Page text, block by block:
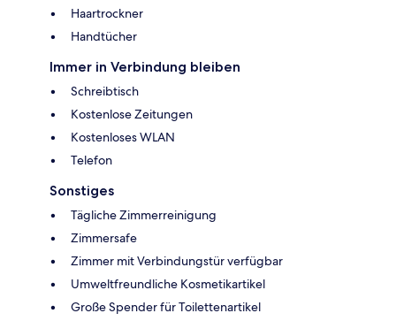
Haartrockner
Handtücher
Immer in Verbindung bleiben
Schreibtisch
Kostenlose Zeitungen
Kostenloses WLAN
Telefon
Sonstiges
Tägliche Zimmerreinigung
Zimmersafe
Zimmer mit Verbindungstür verfügbar
Umweltfreundliche Kosmetikartikel
Große Spender für Toilettenartikel